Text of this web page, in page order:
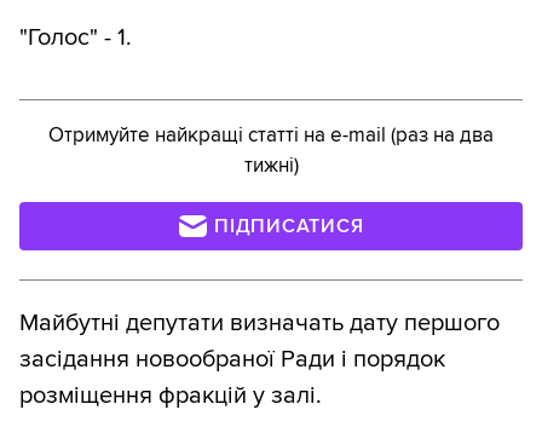
"Голос" - 1.
Отримуйте найкращі статті на e-mail (раз на два
тижні)
ПІДПИСАТИСЯ
Майбутні депутати визначать дату першого
засідання новообраної Ради і порядок
розміщення фракцій у залі.